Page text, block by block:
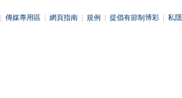
傳媒專用區 網頁指南 規例 提倡有節制博彩 私